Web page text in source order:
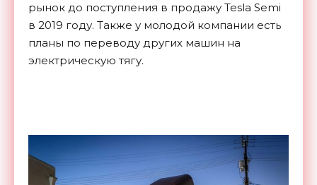
рынок до поступления в продажу Tesla Semi
в 2019 году. Также у молодой компании есть
планы по переводу других машин на
электрическую тягу.